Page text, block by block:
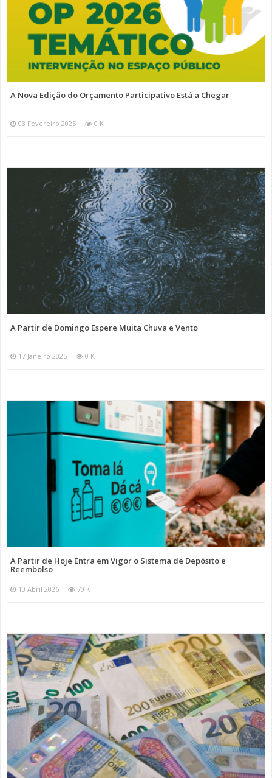
A Nova Edição do Orçamento Participativo Está a Chegar
03 Fevereiro 2025 0 K
A Partir de Domingo Espere Muita Chuva e Vento
17 Janeiro 2025 0 K
A Partir de Hoje Entra em Vigor o Sistema de Depósito e
Reembolso
10 Abril 2026 70 K